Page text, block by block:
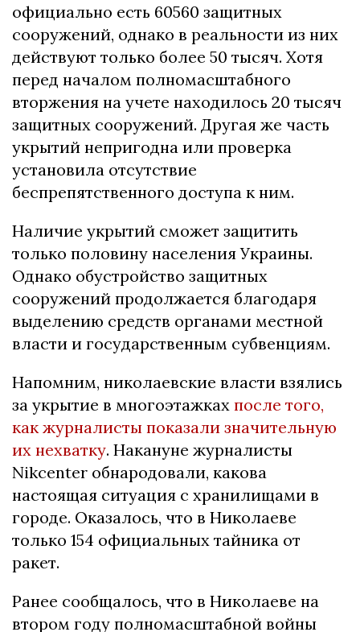
официально есть 60560 защитных
сооружений, однако в реальности из них
действуют только более 50 тысяч. Хотя
перед началом полномасштабного
вторжения на учете находилось 20 тысяч
защитных сооружений. Другая же часть
укрытий непригодна или проверка
установила отсутствие
беспрепятственного доступа к ним.
Наличие укрытий сможет защитить
только половину населения Украины.
Однако обустройство защитных
сооружений продолжается благодаря
выделению средств органами местной
власти и государственным субвенциям.
Напомним, николаевские власти взялись
за укрытие в многоэтажках после того,
как журналисты показали значительную
их нехватку. Накануне журналисты
Nikcenter обнародовали, какова
настоящая ситуация с хранилищами в
городе. Оказалось, что в Николаеве
только 154 официальных тайника от
ракет.
Ранее сообщалось, что в Николаеве на
втором году полномасштабной войны